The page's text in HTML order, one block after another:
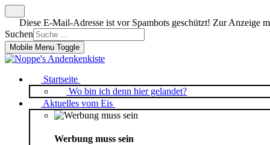
Diese E-Mail-Adresse ist vor Spambots geschützt! Zur Anzeige
Suchen
Mobile Menu Toggle
Startseite
Wo bin ich denn hier gelandet?
Aktuelles vom Eis
Werbung muss sein